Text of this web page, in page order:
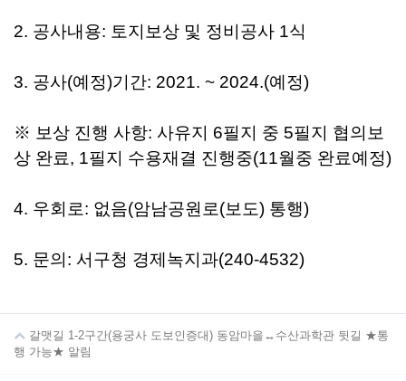
2. 공사내용: 토지보상 및 정비공사 1식
3. 공사(예정)기간: 2021. ~ 2024.(예정)
※ 보상 진행 사항: 사유지 6필지 중 5필지 협의보
상 완료, 1필지 수용재결 진행중(11월중 완료예정)
4. 우회로: 없음(암남공원로(보도) 통행)
5. 문의: 서구청 경제녹지과(240-4532)
갈맷길 1-2구간(용궁사 도보인증대) 동암마을↔수산과학관 뒷길 ★통
행 가능★ 알림